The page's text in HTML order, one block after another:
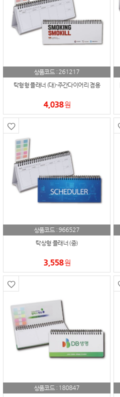
상품코드 :261217
탁형형 플래너 (대)-주간다이어리 겸용
4,038원
상품코드 :966527
탁상형 플래너 (중)
3,558원
상품코드 : 180847